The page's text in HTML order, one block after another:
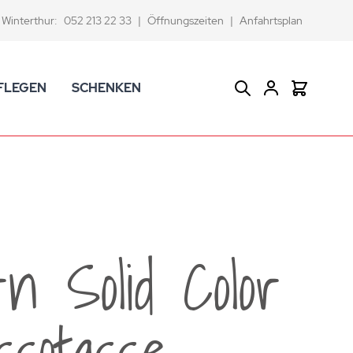
Winterthur: 052 213 22 33 | Öffnungszeiten | Anfahrtsplan
-sprudler
und Ersatzbürsten
Badezimmer-Artikel
SCHENKEN Suche
Solid Color